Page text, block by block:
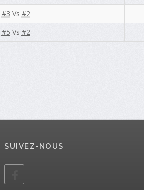
#3 Vs #2
#5 Vs #2
SUIVEZ-NOUS